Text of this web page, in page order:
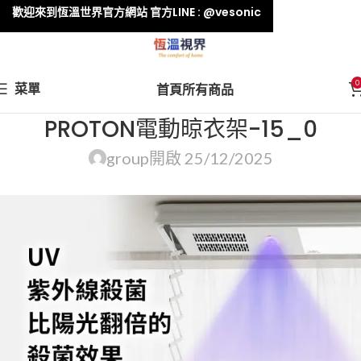
菜單 首頁所有商品 0
PROTON電動晾衣架-15_0
group開啟 25/12/2025
歡迎來到恆溫世界官方網站 官方LINE : @vesonic